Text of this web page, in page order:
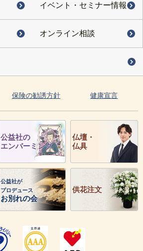
イベント・ セミナー情報
オンライン相談
保険の勧誘方針 健康宣言
公益社の
エンバーミング
仏壇・
仏具
公益社が
プロデュース
お別れの会
供花注文